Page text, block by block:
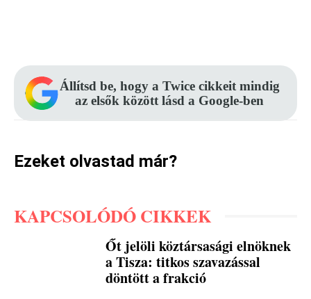
Állítsd be, hogy a Twice cikkeit mindig
az elsők között lásd a Google-ben
Ezeket olvastad már?
KAPCSOLÓDÓ CIKKEK
Őt jelöli köztársasági elnöknek
a Tisza: titkos szavazással
döntött a frakció